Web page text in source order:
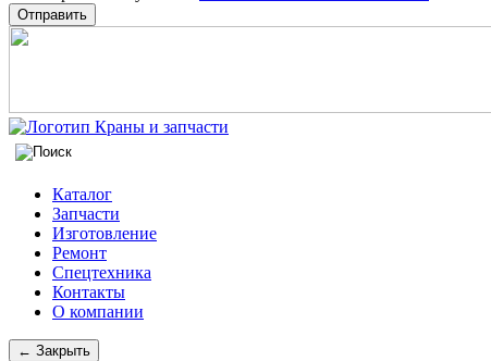
Отправить
Каталог
Запчасти
Изготовление
Ремонт
Спецтехника
Контакты
О компании
← Закрыть